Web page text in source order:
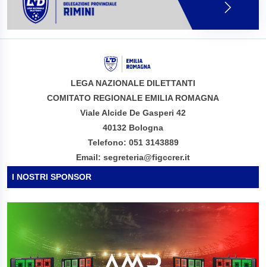
LEGA NAZIONALE DILETTANTI
COMITATO REGIONALE EMILIA ROMAGNA
Viale Alcide De Gasperi 42
40132 Bologna
Telefono: 051 3143889
Email: segreteria@figccrer.it
I NOSTRI SPONSOR